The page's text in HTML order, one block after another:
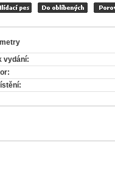
vydání: